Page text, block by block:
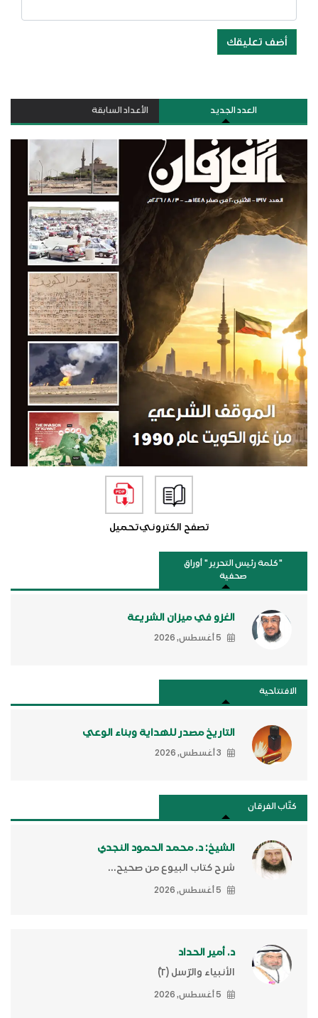
أضف تعليقك
العدد الجديد الأعداد السابقة
تصفح الكترونيتحميل
"كلمة رئيس التحرير " أوراق
صحفية
الغزو في ميزان الشريعة
5 أغسطس, 2026
الافتتاحية
التاريخ مصدر للهداية وبناء الوعي
3 أغسطس, 2026
كتَّاب الفرقان
الشيخ: د. محمد الحمود النجدي
شرح كتاب البيوع من صحيح...
5 أغسطس, 2026
د. أمير الحداد
الأنبياء والرّسل (٢)ّ
5 أغسطس, 2026